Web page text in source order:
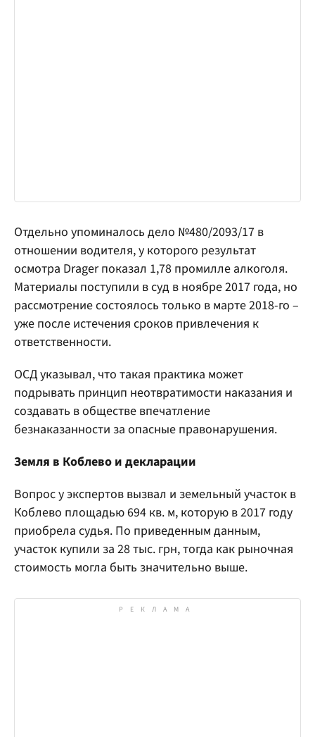
Отдельно упоминалось дело №480/2093/17 в
отношении водителя, у которого результат
осмотра Drager показал 1,78 промилле алкоголя.
Материалы поступили в суд в ноябре 2017 года, но
рассмотрение состоялось только в марте 2018-го –
уже после истечения сроков привлечения к
ответственности.
ОСД указывал, что такая практика может
подрывать принцип неотвратимости наказания и
создавать в обществе впечатление
безнаказанности за опасные правонарушения.
Земля в Коблево и декларации
Вопрос у экспертов вызвал и земельный участок в
Коблево площадью 694 кв. м, которую в 2017 году
приобрела судья. По приведенным данным,
участок купили за 28 тыс. грн, тогда как рыночная
стоимость могла быть значительно выше.